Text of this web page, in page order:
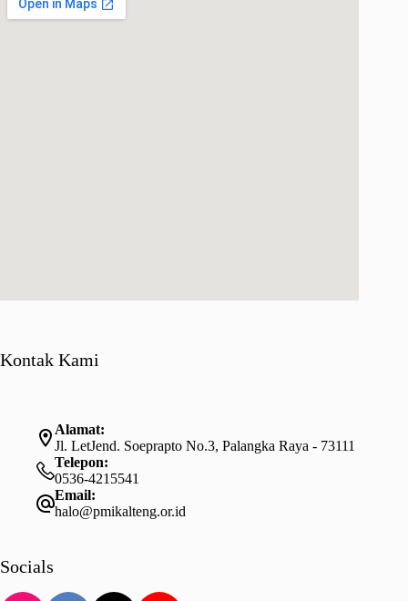
Kontak Kami
Alamat:
Jl. LetJend. Soeprapto No.3, Palangka Raya - 73111
Telepon:
0536-4215541
Email:
halo@pmikalteng.or.id
Socials